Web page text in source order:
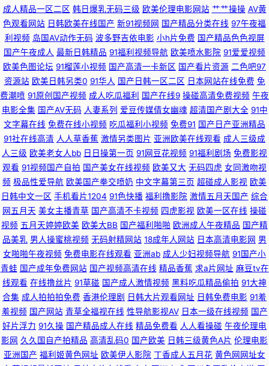
资源5月天 欧美wwwsss 国产自产精品 国产麻豆精品在线 91永久免费网站
中文字幕无码伦区 日韩熟女合集久久 国产另类中文字幕 91在线精品免费视
频 91黄色网入口 国产AV第一导航 91网址大全 91探花在线观看视频 91叉逼
少妇肏屄视频 欧美在线看 黑人操学生妹 日韩五码 免费毛片基地 AV丁香七月
美国 尤物亚洲不卡亚洲精品 日本wwwwww色网 国产男女精品 91在线综合
观看 91www看黄色软件 青青操aV 成人在线免费网站h 91超碰青青 蜜臀AV
福利 91直接看 无码精品天堂福利区 豆花社区视频在线 国产精品成人午夜视
频 91偷拍福利视频 五月蜜桃涩涩瓷 男人的天堂午夜剧场版 国产九区第八页
AV先锋影音电影中文 91青草婷婷青草 91午夜视频 91看淫黄大片 亚洲国产九
九 婷婷五月激情澎湃 人人草人人妻91 国产福利影院 av老司机久久 91极品探
花在线观看 亚洲一区日韩激 91爽爽 中文字幕有码无码 色爸Av 少妇人妻一二
成人精品一区二区 韩日爆乳无码三级 欧美伦理电影网站 艹艹操操 AV黄
色观看网站 日韩欧美在线国产 新91视频网 国产精品分类在线 97午夜福
利视频 岛国AV动作无码 波多野吉依电影 小h片免费 国产精品色色视屏
国产午夜成人 最新日韩精品 91福利视频导航 欧美喷水影院 91爱爱视频
欧美色图论坛 91榴莲小视频 国产高清一卡新区 国产看片资源 二色吧97
资源站 欧美日韩另类0 91华人 国产日韩一区二区 日本网站在线免费 免
费潮喷 91原创国产视频 成人吃瓜福利 国产在线9 操碰高清免费视频 午夜
电影全集 国产AV无码 人妻系列 爱豆传媒倩女幽魂 超清国产剧大全 91中
文字幕在线 免费在线小视频 吃瓜福利小视频 免费91 国产日产亚洲精品
91社在线高清 人人草香蕉 激情另类图片 亚洲欧美在线观看 成人三级成
人三级 欧美老女人bb 日日操第一页 91网豆花视频 91福利剧场 免费影视
观看 91视频国产自拍 国产美女在线视频 欧美又大 无码四虎 女同激吻视
频 极品性爱导航 欧美国产拳交喷奶 中文字幕第三页 超碰成人影视 欧美
日韩中文一区 手机看片1204 91色快播 福利撸影院 激情五月天国产 综合
网五月天 美女主播青草 国产高清不卡视频 四虎影视 欧美一区在线 操碰
视频 五月天婷婷欧美 欧美大BB 国产福利啪啪 欧洲成人午夜精品 国产精
品美乳 男人操蜜桃视频 无码射精网站 18成年人网站 日本高清电影网 男
女啪啪午夜视频 免费电影在线观看 亚洲ab 成人少妇视频导航 91国产小
青蛙 国产成年免费网站 国产视频高清在线 精品香蕉 求a片网址 麻豆tv在
线观看 在线撸丝片 91草碰 国产成人激情视频 黑料吃瓜精品偷拍 91大神
合集 成人拍拍拍免费 香港伦理剧 日韩大片观看网址 日韩免费电影 91羞
羞视频 国产网站 青草全福视在线 性导航影视AV 日本一级在线视频 国产
好片浮力 91久操 国产精品成人在线 精品免费看 人人看操碰 午夜伦理电
影网 久久国自产拍精品 高清乱码0 国产欧美 日韩三级黄色A片 伦理电影
亚洲国产 福利姬黄色网址 欧美伊人影院 丁香成人五月花 黄色网网址女